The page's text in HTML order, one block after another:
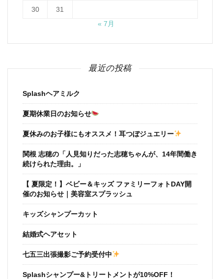
30
31
« 7月
最近の投稿
Splashヘアミルク
夏期休業日のお知らせ
夏休みのお子様にもオススメ！耳つぼジュエリー
関根 志穂の「人見知りだった志穂ちゃんが、14年間働き
続けられた理由。」
【 夏限定！】ベビー＆キッズ ファミリーフォトDAY開
催のお知らせ｜美容室スプラッシュ
キッズシャンプーカット
結婚式ヘアセット
七五三出張撮影ご予約受付中
Splashシャンプー&トリートメントが10%OFF！